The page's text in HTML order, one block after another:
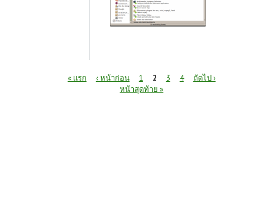
« แรก ‹ หน้าก่อน 1 2 3 4
ถัดไป ›
หน้าสุดท้าย »